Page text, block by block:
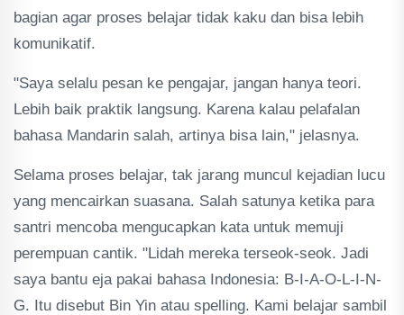
bagian agar proses belajar tidak kaku dan bisa lebih
komunikatif.
"Saya selalu pesan ke pengajar, jangan hanya teori.
Lebih baik praktik langsung. Karena kalau pelafalan
bahasa Mandarin salah, artinya bisa lain," jelasnya.
Selama proses belajar, tak jarang muncul kejadian lucu
yang mencairkan suasana. Salah satunya ketika para
santri mencoba mengucapkan kata untuk memuji
perempuan cantik. "Lidah mereka terseok-seok. Jadi
saya bantu eja pakai bahasa Indonesia: B-I-A-O-L-I-N-
G. Itu disebut Bin Yin atau spelling. Kami belajar sambil